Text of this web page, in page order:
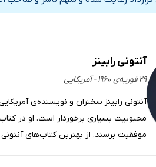
آنتونی رابینز
۲۹ فوریه‌ی ۱۹۶۰ - آمریکایی
آنتونی رابینز سخنران و نویسنده‌ی
محبوبیت بسیاری برخوردار است. او در
موفقیت برسند. از بهترین کتاب‌های